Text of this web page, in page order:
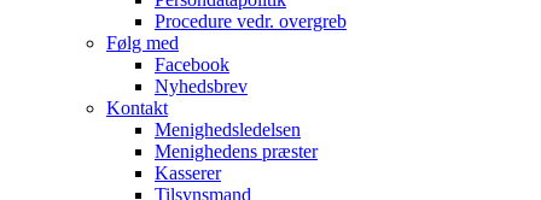
Procedure vedr. overgreb
Følg med
Facebook
Nyhedsbrev
Kontakt
Menighedsledelsen
Menighedens præster
Kasserer
Tilsynsmand